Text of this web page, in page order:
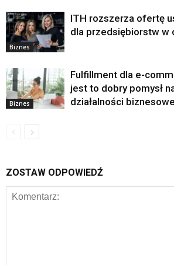
Biznes
ITH rozszerza ofertę
dla przedsiębiorstw w
Biznes
Fulfillment dla e-
jest to dobry pomysł
działalności
ZOSTAW ODPOWIEDŹ